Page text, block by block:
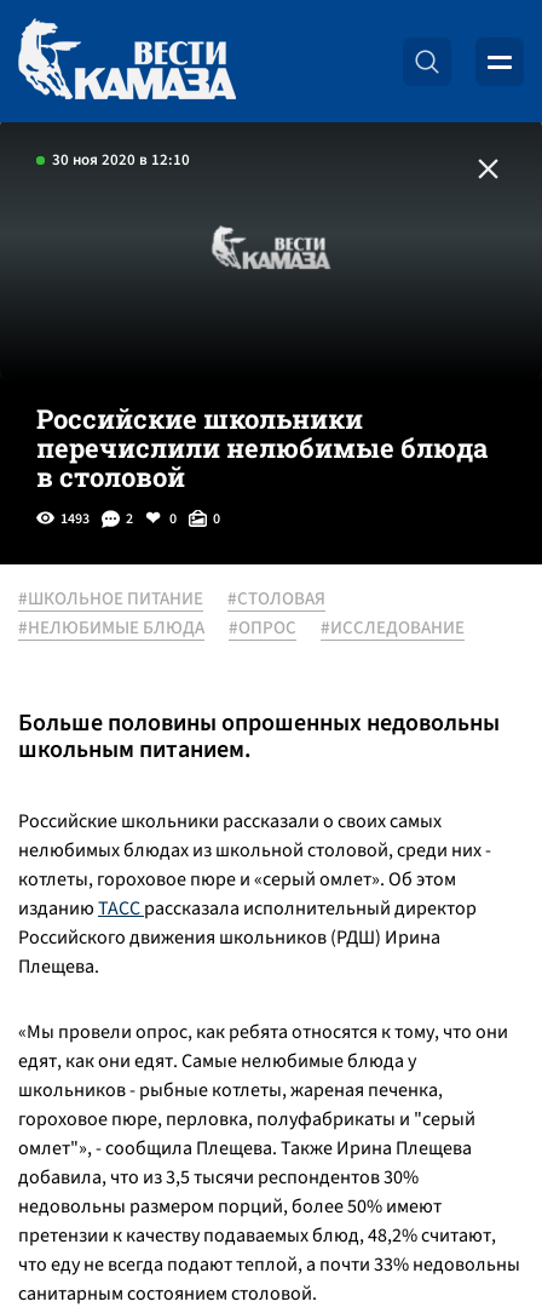
30 ноя 2020 в 12:10
Российские школьники
перечислили нелюбимые блюда
в столовой
1493 2 0 0
#ШКОЛЬНОЕ ПИТАНИЕ
#СТОЛОВАЯ
#НЕЛЮБИМЫЕ БЛЮДА
#ОПРОС #ИССЛЕДОВАНИЕ
Больше половины опрошенных недовольны
школьным питанием.
Российские школьники рассказали о своих самых
нелюбимых блюдах из школьной столовой, среди них -
котлеты, гороховое пюре и «серый омлет». Об этом
изданиюТАССрассказала исполнительный директор
Российского движения школьников (РДШ) Ирина
Плещева.
«Мы провели опрос, как ребята относятся к тому, что они
едят, как они едят. Самые нелюбимые блюда у
школьников - рыбные котлеты, жареная печенка,
гороховое пюре, перловка, полуфабрикаты и "серый
омлет"», - сообщила Плещева. Также Ирина Плещева
добавила, что из 3,5 тысячи респондентов 30%
недовольны размером порций, более 50% имеют
претензии к качеству подаваемых блюд, 48,2% считают,
что еду не всегда подают теплой, а почти 33% недовольны
санитарным состоянием столовой.